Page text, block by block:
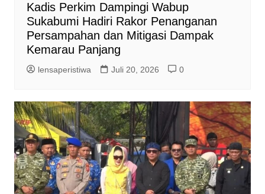
Kadis Perkim Dampingi Wabup
Sukabumi Hadiri Rakor Penanganan
Persampahan dan Mitigasi Dampak
Kemarau Panjang
lensaperistiwa Juli 20, 2026 0